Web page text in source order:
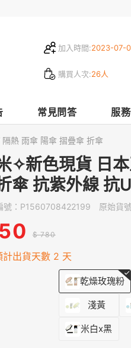
加入時間:2023-07-
購買人次:26人
常見問答 服
熱 雨傘 陽傘 摺疊傘 折傘
✧新色現貨 日
傘 抗紫外線 抗
： P1560708422199 原始貨號
$ 780
計出貨天數 2 天
乾燥玫瑰粉
淺黃
米白x黑